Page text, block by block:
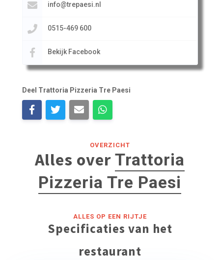
info@trepaesi.nl
0515-469 600
Bekijk Facebook
Deel Trattoria Pizzeria Tre Paesi
OVERZICHT
Alles overTrattoria
Pizzeria Tre Paesi
ALLES OP EEN RIJTJE
Specificaties van het
restaurant